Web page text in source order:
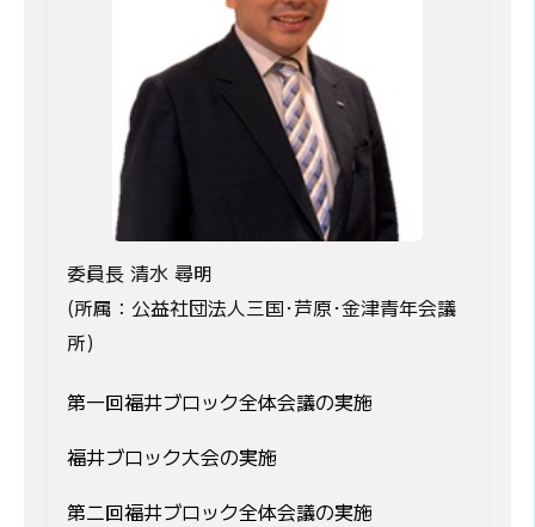
委員長 清水 尋明
(所属：公益社団法人三国･芦原･金津青年会議
所)
第一回福井ブロック全体会議の実施
福井ブロック大会の実施
第二回福井ブロック全体会議の実施